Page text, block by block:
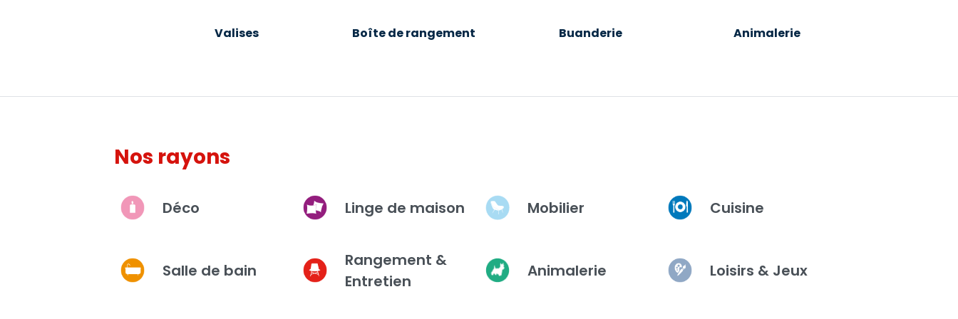
Valises Boîte de rangement Buanderie Animalerie
Nos rayons
Déco Linge de maison Mobilier Cuisine
Salle de bain
Rangement &
Entretien
Animalerie Loisirs & Jeux